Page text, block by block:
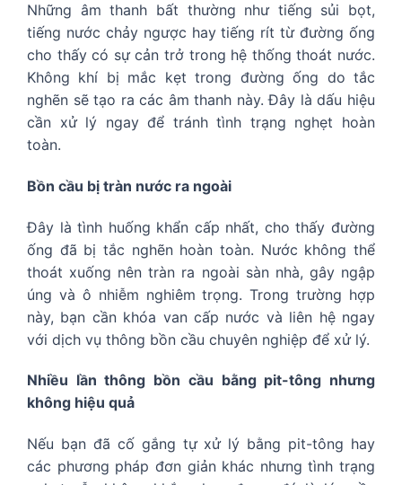
Những âm thanh bất thường như tiếng sủi bọt,
tiếng nước chảy ngược hay tiếng rít từ đường ống
cho thấy có sự cản trở trong hệ thống thoát nước.
Không khí bị mắc kẹt trong đường ống do tắc
nghẽn sẽ tạo ra các âm thanh này. Đây là dấu hiệu
cần xử lý ngay để tránh tình trạng nghẹt hoàn
toàn.
Bồn cầu bị tràn nước ra ngoài
Đây là tình huống khẩn cấp nhất, cho thấy đường
ống đã bị tắc nghẽn hoàn toàn. Nước không thể
thoát xuống nên tràn ra ngoài sàn nhà, gây ngập
úng và ô nhiễm nghiêm trọng. Trong trường hợp
này, bạn cần khóa van cấp nước và liên hệ ngay
với dịch vụ thông bồn cầu chuyên nghiệp để xử lý.
Nhiều lần thông bồn cầu bằng pit-tông nhưng
không hiệu quả
Nếu bạn đã cố gắng tự xử lý bằng pit-tông hay
các phương pháp đơn giản khác nhưng tình trạng